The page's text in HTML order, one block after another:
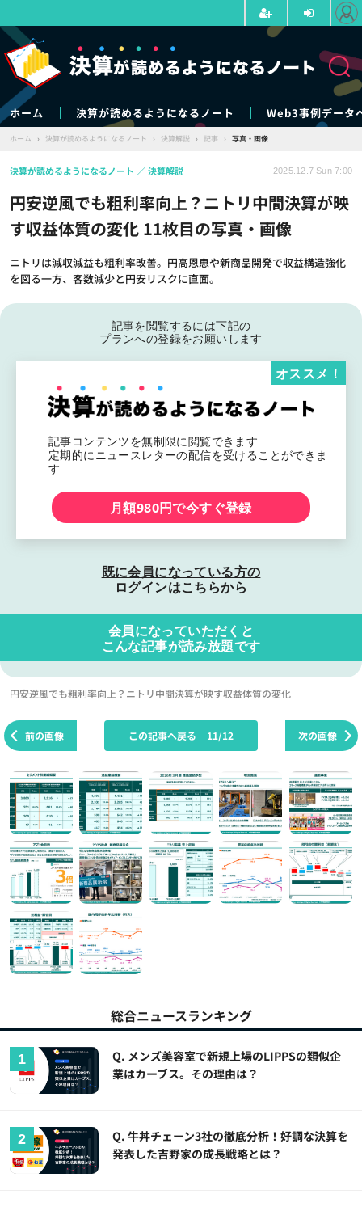
ホーム 決算が読めるようになるノート Web3事例データ
ホーム › 決算が読めるようになるノート › 決算解説 › 記事 › 写真・画像
円安逆風でも粗利率向上？ニトリ中間決算が映
す収益体質の変化 11枚目の写真・画像
ニトリは減収減益も粗利率改善。円高恩恵や新商品開発で収益構造強化
を図る一方、客数減少と円安リスクに直面。
決算が読めるようになるノート 決算解説 2025.12.7 Sun 7:00
記事を閲覧するには下記の
プランへの登録をお願いします
記事コンテンツを無制限に閲覧できます
定期的にニュースレターの配信を受けることができま
す
オススメ！
月額980円で今すぐ登録
既に会員になっている方の
ログインはこちらから
会員になっていただくと
こんな記事が読み放題です
円安逆風でも粗利率向上？ニトリ中間決算が映す収益体質の変化
前の画像 次の画像
この記事へ戻る 11/12
総合ニュースランキング
Q. メンズ美容室で新規上場のLIPPSの類似企
業はカーブス。その理由は？
Q. 牛丼チェーン3社の徹底分析！好調な決算を
発表した吉野家の成長戦略とは？